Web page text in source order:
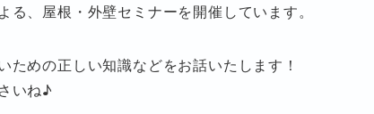
、屋根・外壁セミナーを開催しています。
めの正しい知識などをお話いたします！
いね♪